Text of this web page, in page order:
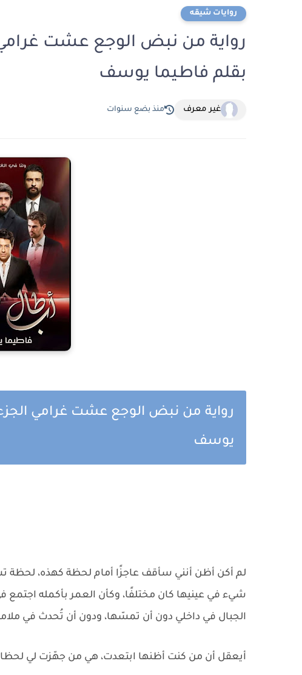
روايات شيقه
بقلم فاطيما يوسف
غير معرف منذ بضع سنوات
رواية من نبض الوجع عشت غرامي
يوسف
لم أكن أظن أنني سأقف عاجزًا أمام لحظة كهذه، لحظة
شيء في عينيها كان مختلفًا، وكأن العمر بأكمله اجتمع
الجبال في داخلي دون أن تمسّها، ودون أن تُحدث في
أيعقل أن من كنت أظنها ابتعدت، هي من جهّزت لي